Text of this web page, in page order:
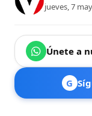
jueves, 7
Únete a
G